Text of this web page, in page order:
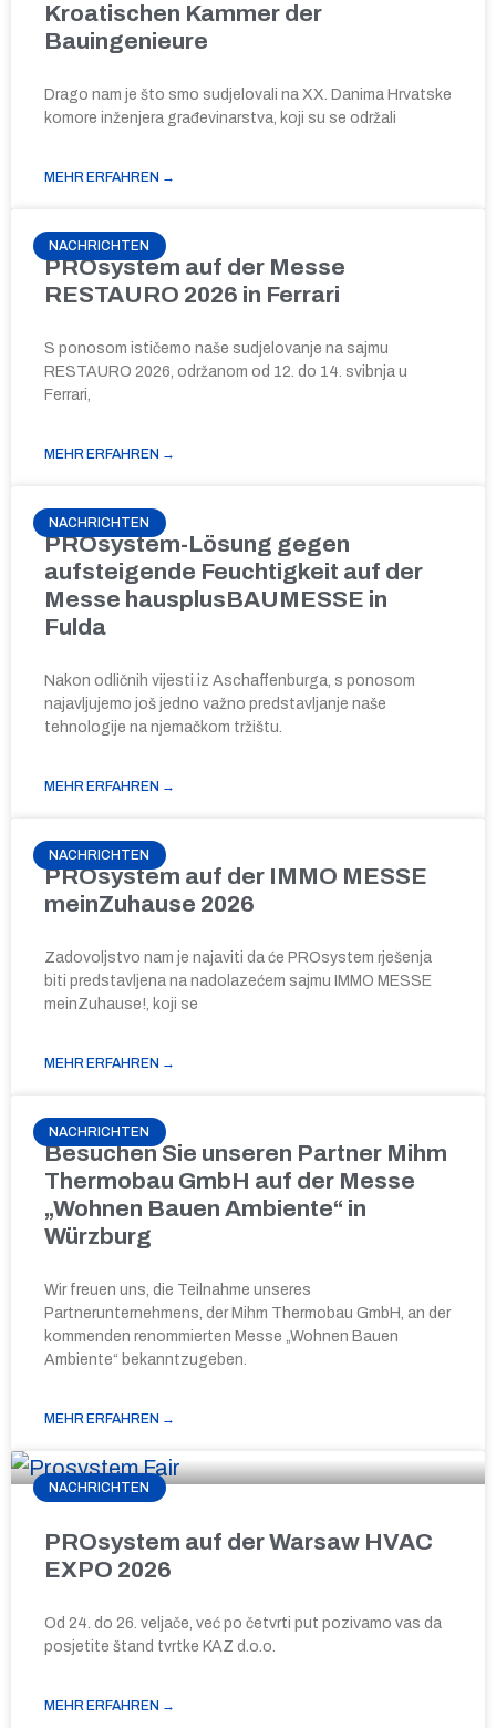
Kroatischen Kammer der
Bauingenieure
Drago nam je što smo sudjelovali na XX. Danima Hrvatske
komore inženjera građevinarstva, koji su se održali
MEHR ERFAHREN →
NACHRICHTEN
PROsystem auf der Messe
RESTAURO 2026 in Ferrari
S ponosom ističemo naše sudjelovanje na sajmu
RESTAURO 2026, održanom od 12. do 14. svibnja u
Ferrari,
MEHR ERFAHREN →
NACHRICHTEN
PROsystem-Lösung gegen
aufsteigende Feuchtigkeit auf der
Messe hausplusBAUMESSE in
Fulda
Nakon odličnih vijesti iz Aschaffenburga, s ponosom
najavljujemo još jedno važno predstavljanje naše
tehnologije na njemačkom tržištu.
MEHR ERFAHREN →
NACHRICHTEN
PROsystem auf der IMMO MESSE
meinZuhause 2026
Zadovoljstvo nam je najaviti da će PROsystem rješenja
biti predstavljena na nadolazećem sajmu IMMO MESSE
meinZuhause!, koji se
MEHR ERFAHREN →
NACHRICHTEN
Besuchen Sie unseren Partner Mihm
Thermobau GmbH auf der Messe
„Wohnen Bauen Ambiente“ in
Würzburg
Wir freuen uns, die Teilnahme unseres
Partnerunternehmens, der Mihm Thermobau GmbH, an der
kommenden renommierten Messe „Wohnen Bauen
Ambiente“ bekanntzugeben.
MEHR ERFAHREN →
NACHRICHTEN
PROsystem auf der Warsaw HVAC
EXPO 2026
Od 24. do 26. veljače, već po četvrti put pozivamo vas da
posjetite štand tvrtke KAZ d.o.o.
MEHR ERFAHREN →